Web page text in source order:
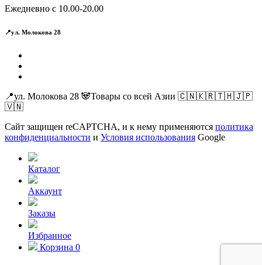
Ежедневно с 10.00-20.00
📍ул. Молокова 28
📍ул. Молокова 28 🐼Товары со всей Азии 🇨🇳🇰🇷🇹🇭🇯🇵
🇻🇳
Сайт защищен reCAPTCHA, и к нему применяются политика
конфиденциальности и Условия использования Google
Каталог
Аккаунт
Заказы
Избранное
Корзина 0